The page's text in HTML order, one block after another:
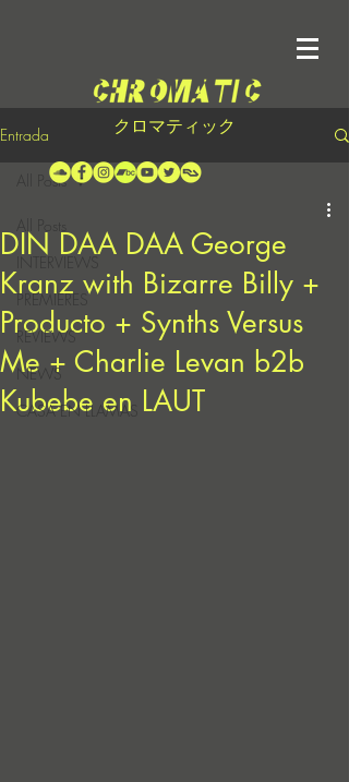
クロマティック
Entrada
INTERVIEWS
PREMIERES
REVIEWS
NEWS
CASA EN LLAMAS
All Posts
DIN DAA DAA George
Kranz with Bizarre Billy +
Producto + Synths Versus
Me + Charlie Levan b2b
Kubebe en LAUT